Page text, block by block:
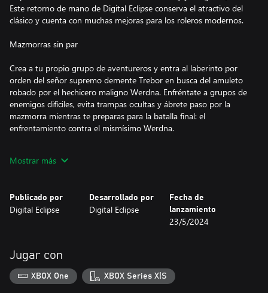
Este retorno de mano de Digital Eclipse conserva el atractivo del
clásico y cuenta con muchas mejoras para los roleros modernos.
Mazmorras sin par
Crea a tu propio grupo de aventureros y entra al laberinto por
orden del señor supremo demente Trebor en busca del amuleto
robado por el hechicero maligno Werdna. Enfréntate a grupos de
enemigos difíciles, evita trampas ocultas y ábrete paso por la
mazmorra mientras te preparas para la batalla final: el
enfrentamiento contra el mismísimo Werdna.
apariencia ha sido modernizada, debajo sigue estando el código
del juego original. Podrás incluso ver la interfaz original del Apple
Un desafío sin engorros
Aunque la famosa dificultad de los enemigos no se ha visto
alterada, se han realizado mejoras de calidad de vida en todas las
Mostrar más
Publicado por
Digital Eclipse
Desarrollado por
Digital Eclipse
Fecha de
lanzamiento
23/5/2024
Jugar con
XBOX One XBOX Series X|S